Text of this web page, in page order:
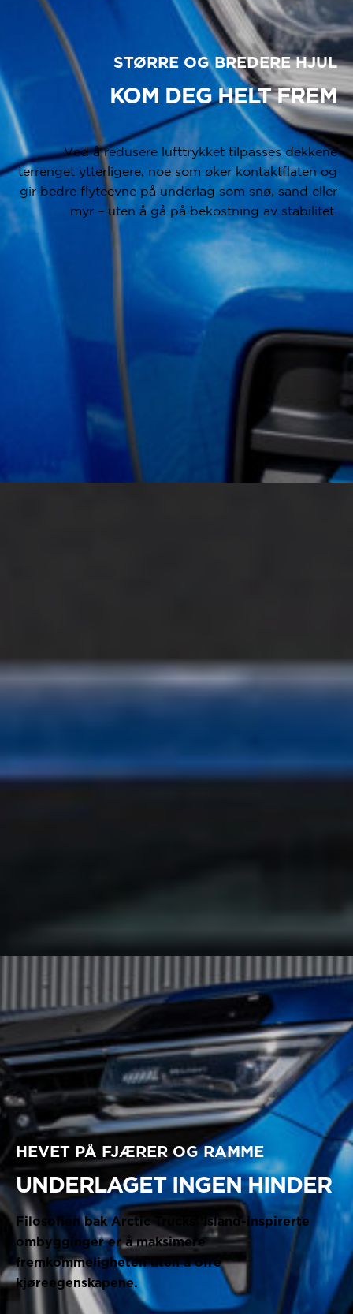
STØRRE OG BREDERE HJUL
KOM DEG HELT FREM
Ved å redusere lufttrykket tilpasses dekkene
terrenget ytterligere, noe som øker kontaktflaten og
gir bedre flyteevne på underlag som snø, sand eller
myr – uten å gå på bekostning av stabilitet.
HEVET PÅ FJÆRER OG RAMME
UNDERLAGET INGEN HINDER
Filosofien bak Arctic Trucks’ Island-inspirerte
ombygginger er å maksimere
fremkommeligheten uten å ofre
kjøreegenskapene.